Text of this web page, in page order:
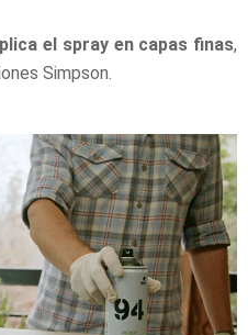
el spray en capas finas,
Simpson.